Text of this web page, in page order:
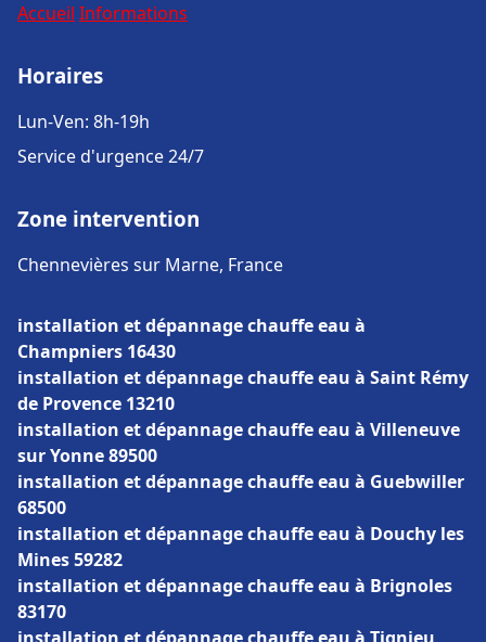
Accueil Informations
Horaires
Lun-Ven: 8h-19h
Service d'urgence 24/7
Zone intervention
Chennevières sur Marne, France
installation et dépannage chauffe eau à
Champniers 16430
installation et dépannage chauffe eau à Saint Rémy
de Provence 13210
installation et dépannage chauffe eau à Villeneuve
sur Yonne 89500
installation et dépannage chauffe eau à Guebwiller
68500
installation et dépannage chauffe eau à Douchy les
Mines 59282
installation et dépannage chauffe eau à Brignoles
83170